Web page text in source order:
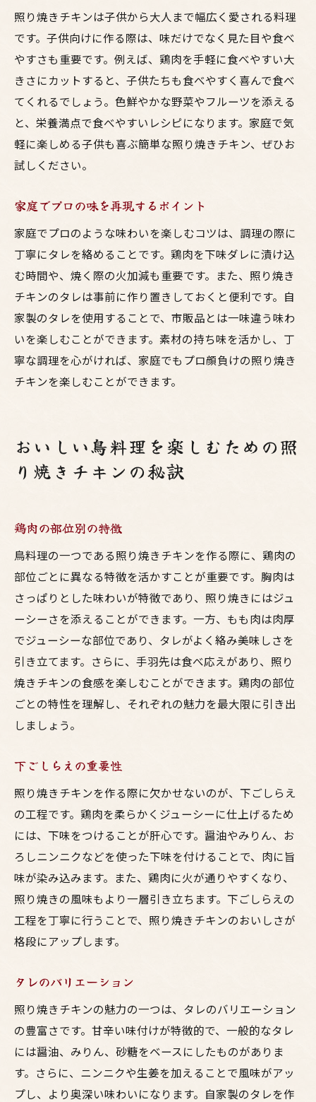
照り焼きチキンは子供から大人まで幅広く愛される料理
です。子供向けに作る際は、味だけでなく見た目や食べ
やすさも重要です。例えば、鶏肉を手軽に食べやすい大
きさにカットすると、子供たちも食べやすく喜んで食べ
てくれるでしょう。色鮮やかな野菜やフルーツを添える
と、栄養満点で食べやすいレシピになります。家庭で気
軽に楽しめる子供も喜ぶ簡単な照り焼きチキン、ぜひお
試しください。
家庭でプロの味を再現するポイント
家庭でプロのような味わいを楽しむコツは、調理の際に
丁寧にタレを絡めることです。鶏肉を下味ダレに漬け込
む時間や、焼く際の火加減も重要です。また、照り焼き
チキンのタレは事前に作り置きしておくと便利です。自
家製のタレを使用することで、市販品とは一味違う味わ
いを楽しむことができます。素材の持ち味を活かし、丁
寧な調理を心がければ、家庭でもプロ顔負けの照り焼き
チキンを楽しむことができます。
おいしい鳥料理を楽しむための照
り焼きチキンの秘訣
鶏肉の部位別の特徴
鳥料理の一つである照り焼きチキンを作る際に、鶏肉の
部位ごとに異なる特徴を活かすことが重要です。胸肉は
さっぱりとした味わいが特徴であり、照り焼きにはジュ
ーシーさを添えることができます。一方、もも肉は肉厚
でジューシーな部位であり、タレがよく絡み美味しさを
引き立てます。さらに、手羽先は食べ応えがあり、照り
焼きチキンの食感を楽しむことができます。鶏肉の部位
ごとの特性を理解し、それぞれの魅力を最大限に引き出
しましょう。
下ごしらえの重要性
照り焼きチキンを作る際に欠かせないのが、下ごしらえ
の工程です。鶏肉を柔らかくジューシーに仕上げるため
には、下味をつけることが肝心です。醤油やみりん、お
ろしニンニクなどを使った下味を付けることで、肉に旨
味が染み込みます。また、鶏肉に火が通りやすくなり、
照り焼きの風味もより一層引き立ちます。下ごしらえの
工程を丁寧に行うことで、照り焼きチキンのおいしさが
格段にアップします。
タレのバリエーション
照り焼きチキンの魅力の一つは、タレのバリエーション
の豊富さです。甘辛い味付けが特徴的で、一般的なタレ
には醤油、みりん、砂糖をベースにしたものがありま
す。さらに、ニンニクや生姜を加えることで風味がアッ
プし、より奥深い味わいになります。自家製のタレを作